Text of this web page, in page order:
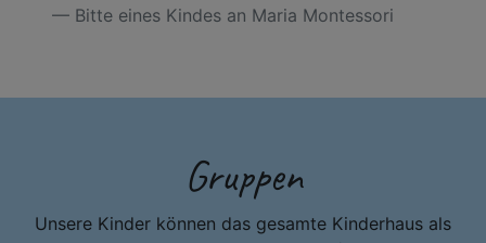
Bitte eines Kindes an Maria Montessori
Gruppen
Unsere Kinder können das gesamte Kinderhaus als